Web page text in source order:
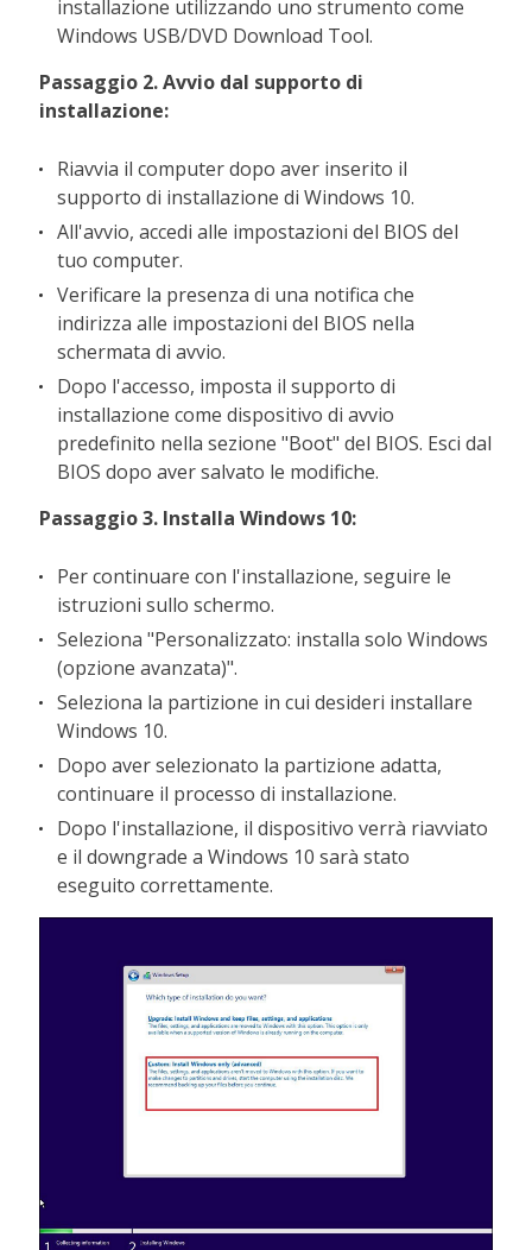
installazione utilizzando uno strumento come
Windows USB/DVD Download Tool.
Passaggio 2. Avvio dal supporto di
installazione:
Riavvia il computer dopo aver inserito il
supporto di installazione di Windows 10.
All'avvio, accedi alle impostazioni del BIOS del
tuo computer.
Verificare la presenza di una notifica che
indirizza alle impostazioni del BIOS nella
schermata di avvio.
Dopo l'accesso, imposta il supporto di
installazione come dispositivo di avvio
predefinito nella sezione "Boot" del BIOS. Esci dal
BIOS dopo aver salvato le modifiche.
Passaggio 3. Installa Windows 10:
Per continuare con l'installazione, seguire le
istruzioni sullo schermo.
Seleziona "Personalizzato: installa solo Windows
(opzione avanzata)".
Seleziona la partizione in cui desideri installare
Windows 10.
Dopo aver selezionato la partizione adatta,
continuare il processo di installazione.
Dopo l'installazione, il dispositivo verrà riavviato
e il downgrade a Windows 10 sarà stato
eseguito correttamente.